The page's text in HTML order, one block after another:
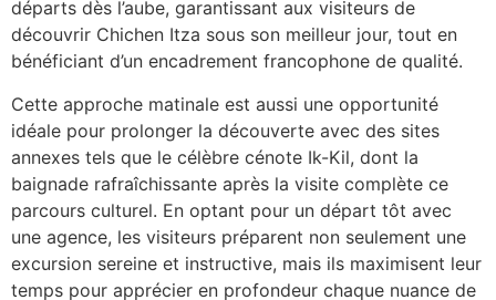
départs dès l’aube, garantissant aux visiteurs de
découvrir Chichen Itza sous son meilleur jour, tout en
bénéficiant d’un encadrement francophone de qualité.
Cette approche matinale est aussi une opportunité
idéale pour prolonger la découverte avec des sites
annexes tels que le célèbre cénote Ik-Kil, dont la
baignade rafraîchissante après la visite complète ce
parcours culturel. En optant pour un départ tôt avec
une agence, les visiteurs préparent non seulement une
excursion sereine et instructive, mais ils maximisent leur
temps pour apprécier en profondeur chaque nuance de